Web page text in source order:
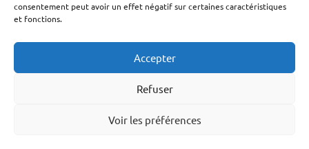
consentement peut avoir un effet négatif sur certaines caractéristiques
et fonctions.
Accepter
Refuser
Voir les préférences
Ce 21 avril est un […]
Facebook
YouTube
TikTok
Instagram
LinkedIn
Twitter